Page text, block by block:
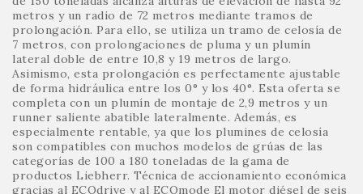
metros y un radio de 72 metros mediante tramos de
prolongación. Para ello, se utiliza un tramo de celosía de
7 metros, con prolongaciones de pluma y un plumín
lateral doble de entre 10,8 y 19 metros de largo.
Asimismo, esta prolongación es perfectamente ajustable
de forma hidráulica entre los 0° y los 40°. Esta oferta se
completa con un plumín de montaje de 2,9 metros y un
runner saliente abatible lateralmente. Además, es
especialmente rentable, ya que los plumines de celosía
son compatibles con muchos modelos de grúas de las
categorías de 100 a 180 toneladas de la gama de
productos Liebherr. Técnica de accionamiento económica
gracias al ECOdrive y al ECOmode El motor diésel de seis